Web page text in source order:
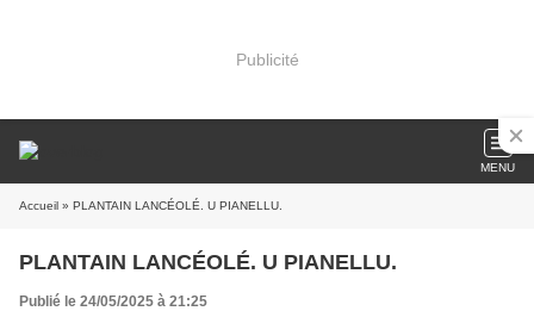
Publicité
MENU
Accueil » PLANTAIN LANCÉOLÉ. U PIANELLU.
PLANTAIN LANCÉOLÉ. U PIANELLU.
Publié le 24/05/2025 à 21:25